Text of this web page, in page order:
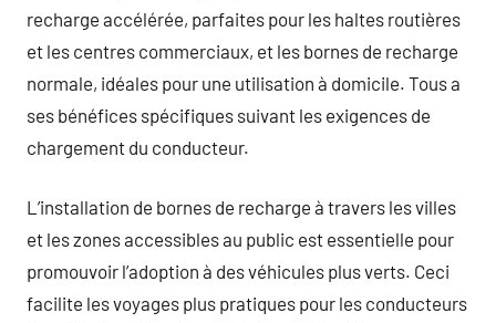
recharge accélérée, parfaites pour les haltes routières
et les centres commerciaux, et les bornes de recharge
normale, idéales pour une utilisation à domicile. Tous a
ses bénéfices spécifiques suivant les exigences de
chargement du conducteur.
L’installation de bornes de recharge à travers les villes
et les zones accessibles au public est essentielle pour
promouvoir l’adoption à des véhicules plus verts. Ceci
facilite les voyages plus pratiques pour les conducteurs